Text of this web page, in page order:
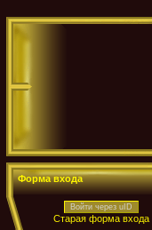
Форма входа
Войти через uID
Старая форма входа